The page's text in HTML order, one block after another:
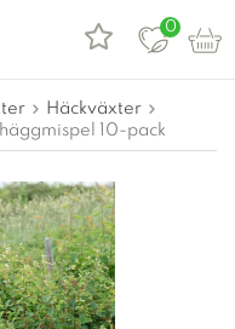
0
Häckväxter
10-pack